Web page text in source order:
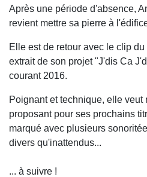
Après une période d'absence,
revient mettre sa pierre à
Elle est de retour avec le clip
extrait de son projet "J'dis Ca
courant 2016.
Poignant et technique, elle veut
proposant pour ses prochains
marqué avec plusieurs
divers qu'inattendus...
... à suivre !